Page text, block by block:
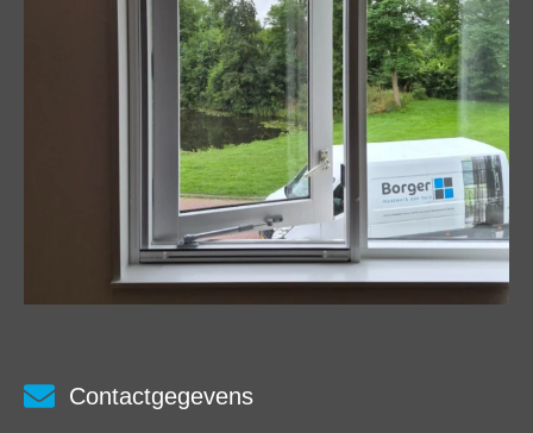
Contactgegevens